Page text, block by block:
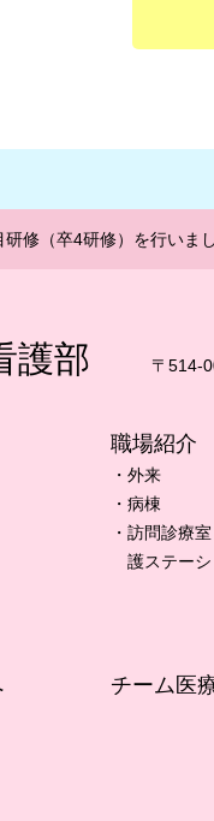
修（卒4研修）を行いま
護部 〒514-
職場紹介
・外来
・病棟
・訪問診療
護ステー
チーム医